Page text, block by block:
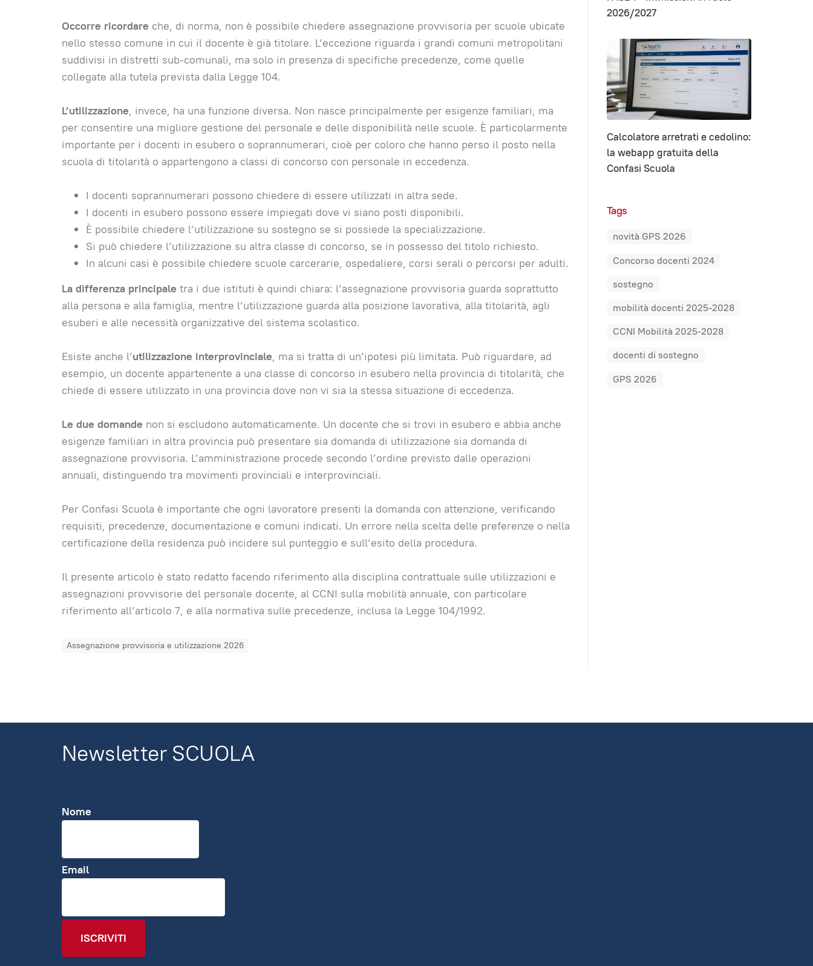
Occorre ricordare che, di norma, non è possibile chiedere assegnazione provvisoria per scuole ubicate
nello stesso comune in cui il docente è già titolare. L’eccezione riguarda i grandi comuni metropolitani
suddivisi in distretti sub-comunali, ma solo in presenza di specifiche precedenze, come quelle
collegate alla tutela prevista dalla Legge 104.
L’utilizzazione, invece, ha una funzione diversa. Non nasce principalmente per esigenze familiari, ma
per consentire una migliore gestione del personale e delle disponibilità nelle scuole. È particolarmente
importante per i docenti in esubero o soprannumerari, cioè per coloro che hanno perso il posto nella
scuola di titolarità o appartengono a classi di concorso con personale in eccedenza.
I docenti soprannumerari possono chiedere di essere utilizzati in altra sede.
I docenti in esubero possono essere impiegati dove vi siano posti disponibili.
È possibile chiedere l’utilizzazione su sostegno se si possiede la specializzazione.
Si può chiedere l’utilizzazione su altra classe di concorso, se in possesso del titolo richiesto.
In alcuni casi è possibile chiedere scuole carcerarie, ospedaliere, corsi serali o percorsi per adulti.
La differenza principale tra i due istituti è quindi chiara: l’assegnazione provvisoria guarda soprattutto
alla persona e alla famiglia, mentre l’utilizzazione guarda alla posizione lavorativa, alla titolarità, agli
esuberi e alle necessità organizzative del sistema scolastico.
Esiste anche l’utilizzazione interprovinciale, ma si tratta di un’ipotesi più limitata. Può riguardare, ad
esempio, un docente appartenente a una classe di concorso in esubero nella provincia di titolarità, che
chiede di essere utilizzato in una provincia dove non vi sia la stessa situazione di eccedenza.
Le due domande non si escludono automaticamente. Un docente che si trovi in esubero e abbia anche
esigenze familiari in altra provincia può presentare sia domanda di utilizzazione sia domanda di
assegnazione provvisoria. L’amministrazione procede secondo l’ordine previsto dalle operazioni
annuali, distinguendo tra movimenti provinciali e interprovinciali.
Per Confasi Scuola è importante che ogni lavoratore presenti la domanda con attenzione, verificando
requisiti, precedenze, documentazione e comuni indicati. Un errore nella scelta delle preferenze o nella
certificazione della residenza può incidere sul punteggio e sull’esito della procedura.
Il presente articolo è stato redatto facendo riferimento alla disciplina contrattuale sulle utilizzazioni e
assegnazioni provvisorie del personale docente, al CCNI sulla mobilità annuale, con particolare
riferimento all’articolo 7, e alla normativa sulle precedenze, inclusa la Legge 104/1992.
Assegnazione provvisoria e utilizzazione 2026
2026/2027
Calcolatore arretrati e cedolino:
la webapp gratuita della
Confasi Scuola
Tags
novità GPS 2026
Concorso docenti 2024
sostegno
mobilità docenti 2025-2028
CCNI Mobilità 2025-2028
docenti di sostegno
GPS 2026
Newsletter SCUOLA
Nome
Email